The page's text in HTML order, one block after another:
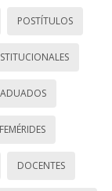
POSTÍTULOS
DOCENTES